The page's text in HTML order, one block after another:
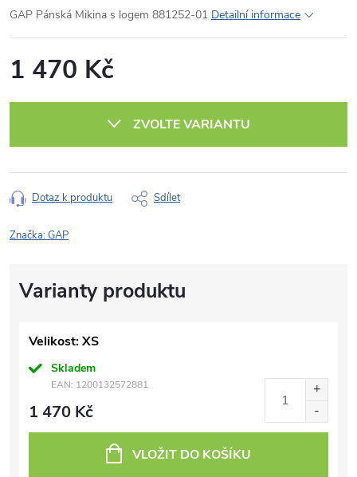
GAP Pánská Mikina s logem 881252-01 Detailní informace
1 470 Kč
ZVOLTE VARIANTU
Dotaz k produktu Sdílet
Značka:GAP
Velikost: XS
Skladem
EAN: 1200132572881
1 470 Kč
VLOŽIT DO KOŠÍKU